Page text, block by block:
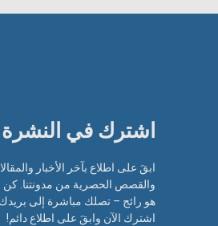
اشترك في النشرة
ابقَ على اطلاع بآخر الأخبار
والقصص الحصرية من مدونتنا.
هو رائج – تصلك مباشرة إلى بريدك
اشترك الآن وابقَ على اطلاع دائم!